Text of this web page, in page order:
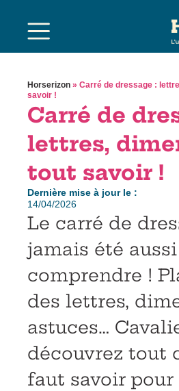
Horserizon » Carré de dressage :
savoir !
Carré de
lettres,
tout savoir !
Dernière mise à jour le :
14/04/2026
Le carré de
jamais été
comprendre !
des lettres,
astuces…
découvrez tout
faut savoir